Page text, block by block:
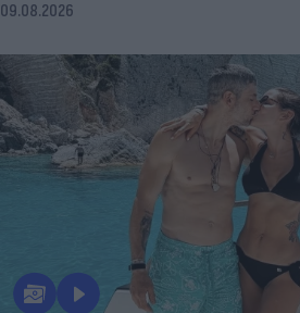
09.08.2026